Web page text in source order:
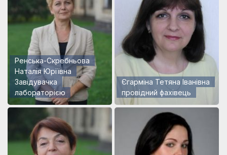
Ренська-Скребньова
Наталія Юріївна
Завідувачка
лабораторією
Єгарміна Тетяна Іванівна
провідний фахівець